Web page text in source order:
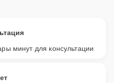
минут для консультации